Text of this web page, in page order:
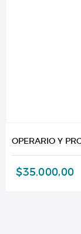
OPERARIO Y
$35.000,00